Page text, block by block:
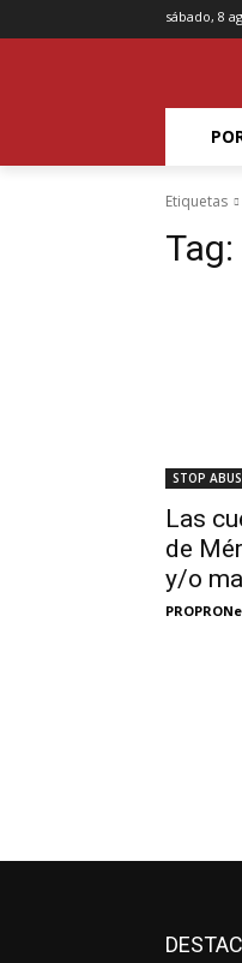
sábado, 8
Etiquetas
Tag:
STOP
Las
de
y/o